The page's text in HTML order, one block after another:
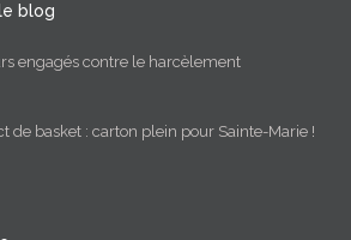
blog
engagés contre le harcèlement
de basket : carton plein pour Sainte-Marie !